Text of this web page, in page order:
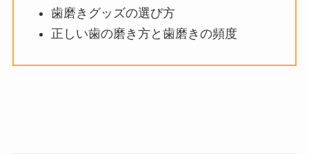
歯磨きグッズの選び方
正しい歯の磨き方と歯磨きの頻度